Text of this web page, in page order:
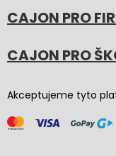
CAJON PRO
CAJON PRO
Akceptujeme tyto